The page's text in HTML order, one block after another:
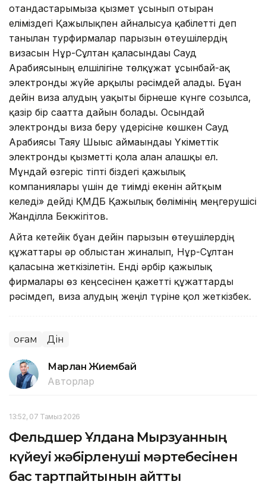
отандастарымызға қызмет ұсынып отырған
еліміздегі Қажылықпен айналысуға қабілетті деп
танылған турфирмалар парызын өтеушілердің
визасын Нұр-Сұлтан қаласындағы Сауд
Арабиясының елшілігіне төлқұжат ұсынбай-ақ
электронды жүйе арқылы рәсімдей алады. Бұған
дейін виза алудың уақыты бірнеше күнге созылса,
қазір бір сағатта дайын болады. Осындай
электронды виза беру үдерісіне көшкен Сауд
Арабиясы Таяу Шығыс аймағындағы Үкіметтік
электронды қызметті қолға алған алғашқы ел.
Мұндай өзгеріс тіпті біздегі қажылық
компаниялары үшін де тиімді екенін айтқым
келеді» дейді ҚМДБ Қажылық бөлімінің меңгерушісі
Жанділла Бекжігітов.
Айта кетейік бұған дейін парызын өтеушілердің
құжаттары әр облыстан жиналып, Нұр-Сұлтан
қаласына жеткізілетін. Енді әрбір қажылық
фирмалары өз кеңсесінен қажетті құжаттарды
рәсімдеп, виза алудың жеңіл түріне қол жеткізбек.
Қоғам Дін
Марлан Жиембай
Авторлар
13:52, 07 Тамыз 2026
Фельдшер Ұлдана Мырзуанның
күйеуі жәбірленуші мәртебесінен
бас тартпайтынын айтты